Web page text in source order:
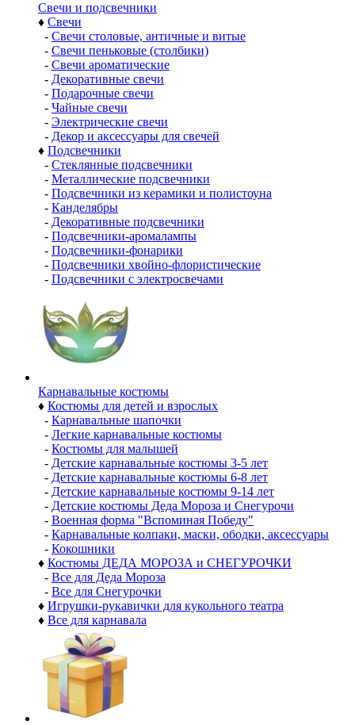
Свечи и подсвечники
♦ Свечи
- Свечи столовые, античные и витые
- Свечи пеньковые (столбики)
- Свечи ароматические
- Декоративные свечи
- Подарочные свечи
- Чайные свечи
- Электрические свечи
- Декор и аксессуары для свечей
♦ Подсвечники
- Стеклянные подсвечники
- Металлические подсвечники
- Подсвечники из керамики и полистоуна
- Канделябры
- Декоративные подсвечники
- Подсвечники-аромалампы
- Подсвечники-фонарики
- Подсвечники хвойно-флористические
- Подсвечники с электросвечами
Карнавальные костюмы
♦ Костюмы для детей и взрослых
- Карнавальные шапочки
- Легкие карнавальные костюмы
- Костюмы для малышей
- Детские карнавальные костюмы 3-5 лет
- Детские карнавальные костюмы 6-8 лет
- Детские карнавальные костюмы 9-14 лет
- Детские костюмы Деда Мороза и Снегурочи
- Военная форма "Вспоминая Победу"
- Карнавальные колпаки, маски, ободки, аксессуары
- Кокошники
♦ Костюмы ДЕДА МОРОЗА и СНЕГУРОЧКИ
- Все для Деда Мороза
- Все для Снегурочки
♦ Игрушки-рукавички для кукольного театра
♦ Все для карнавала